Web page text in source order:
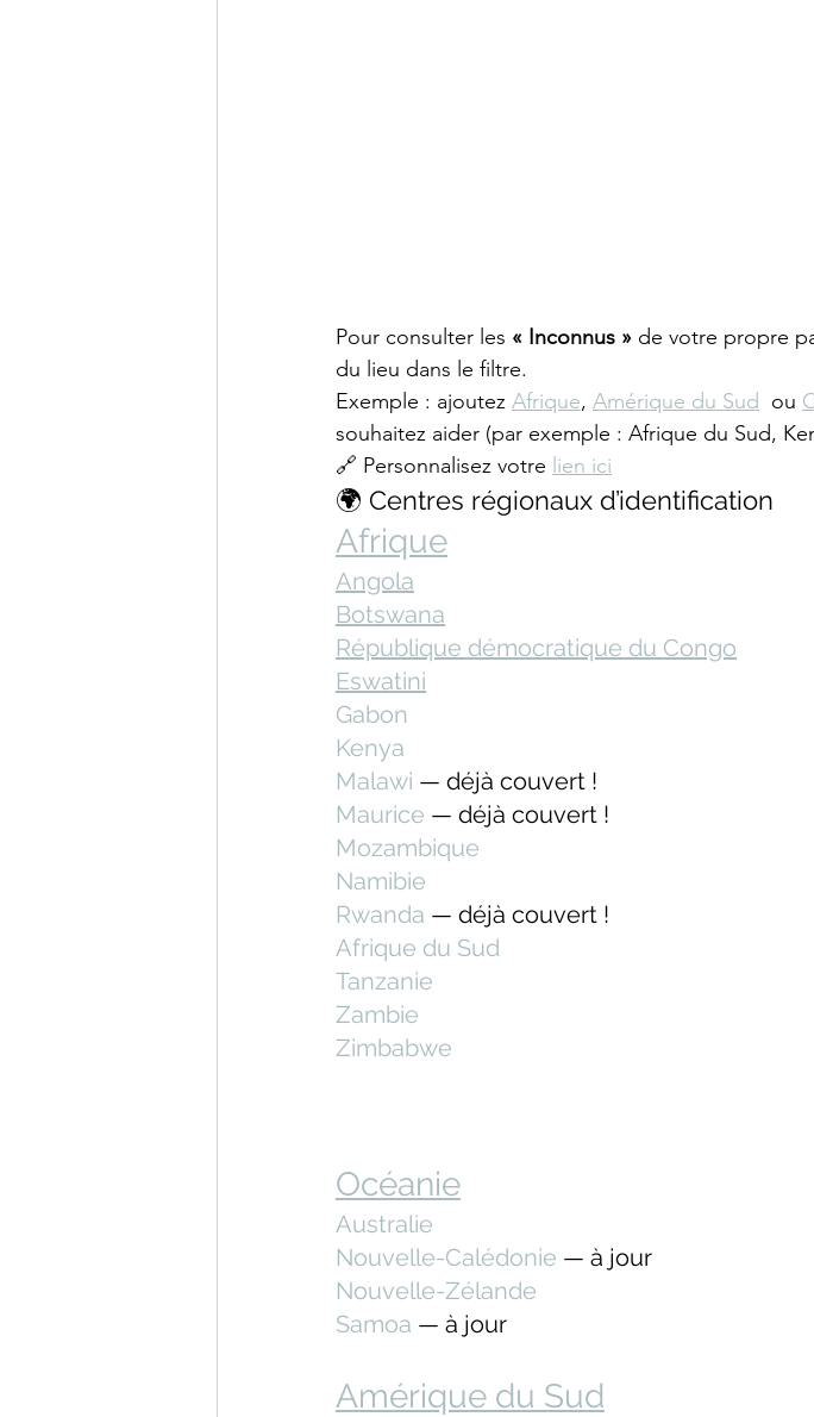
Pour consulter les « Inconnus » de votre propre
du lieu dans le filtre.
Exemple : ajoutez Afrique, Amérique du Sud
  ou
souhaitez aider (par exemple : Afrique du Sud,
🔗 Personnalisez votre lien ici
🌍 Centres régionaux d’identification
Afrique
Angola
Botswana
République démocratique du Congo
Eswatini
Gabon
Kenya
Malawi — déjà couvert !
Maurice — déjà couvert !
Mozambique
Namibie
Rwanda — déjà couvert !
Afrique du Sud
Tanzanie
Zambie
Zimbabwe
Océanie
Australie
Nouvelle-Calédonie — à jour
Nouvelle-Zélande
Samoa — à jour
Amérique du Sud